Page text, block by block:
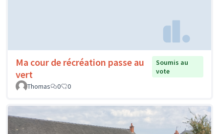
Ma cour de récréation passe au
vert
Soumis au
vote
Thomas
0 0